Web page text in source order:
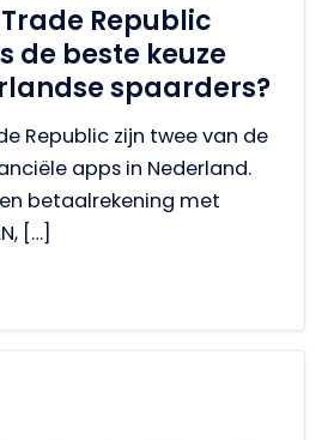
Republic
de beste keuze
spaarders?
Republic zijn twee van de
apps in Nederland.
betaalrekening met
[…]